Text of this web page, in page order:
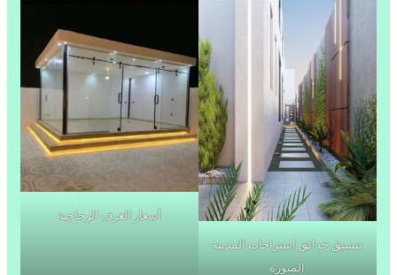
تنسيق حدائق استراحات المدينة
المنورة
أسعار الغرف الزجاجية